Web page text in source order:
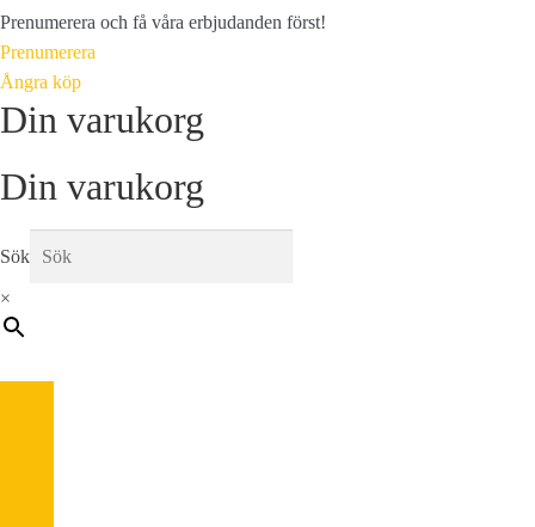
Prenumerera och få våra erbjudanden först!
Prenumerera
Ångra köp
Din varukorg
Din varukorg
Sök
×